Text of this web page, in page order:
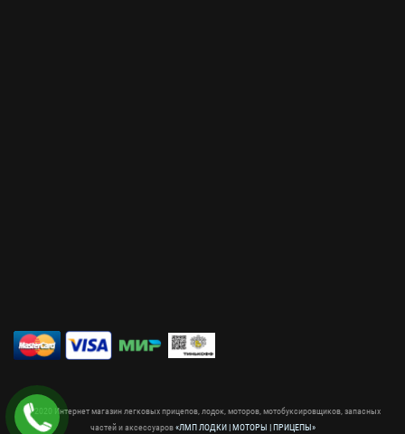
© 2020 Интернет магазин легковых прицепов, лодок, моторов, мотобуксировщиков, запасных
частей и аксессуаров«ЛМП ЛОДКИ | МОТОРЫ | ПРИЦЕПЫ»